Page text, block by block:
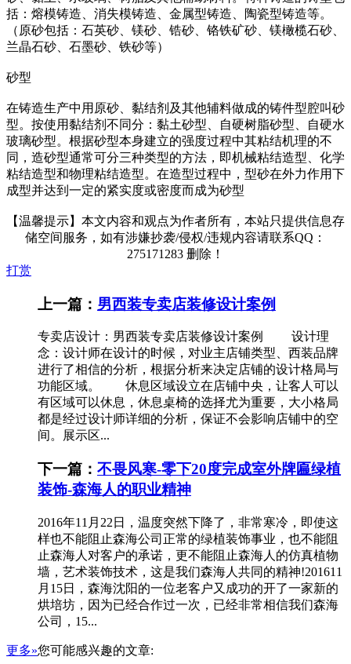
括：熔模铸造、消失模铸造、金属型铸造、陶瓷型铸造等。
（原砂包括：石英砂、镁砂、锆砂、铬铁矿砂、镁橄榄石砂、
兰晶石砂、石墨砂、铁砂等）
砂型
在铸造生产中用原砂、黏结剂及其他辅料做成的铸件型腔叫砂
型。按使用黏结剂不同分：黏土砂型、自硬树脂砂型、自硬水
玻璃砂型。根据砂型本身建立的强度过程中其粘结机理的不
同，造砂型通常可分三种类型的方法，即机械粘结造型、化学
粘结造型和物理粘结造型。在造型过程中，型砂在外力作用下
成型并达到一定的紧实度或密度而成为砂型
【温馨提示】本文内容和观点为作者所有，本站只提供信息存
储空间服务，如有涉嫌抄袭/侵权/违规内容请联系QQ：
275171283 删除！
打赏
上一篇： 男西装专卖店装修设计案例
专卖店设计：男西装专卖店装修设计案例 设计理
念：设计师在设计的时候，对业主店铺类型、西装品牌
进行了相信的分析，根据分析来决定店铺的设计格局与
功能区域。 休息区域设立在店铺中央，让客人可以
有区域可以休息，休息桌椅的选择尤为重要，大小格局
都是经过设计师详细的分析，保证不会影响店铺中的空
间。展示区...
下一篇： 不畏风寒-零下20度完成室外牌匾绿植
装饰-森海人的职业精神
2016年11月22日，温度突然下降了，非常寒冷，即使这
样也不能阻止森海公司正常的绿植装饰事业，也不能阻
止森海人对客户的承诺，更不能阻止森海人的仿真植物
墙，艺术装饰技术，这是我们森海人共同的精神!201611
月15日，森海沈阳的一位老客户又成功的开了一家新的
烘培坊，因为已经合作过一次，已经非常相信我们森海
公司，15...
更多»您可能感兴趣的文章: